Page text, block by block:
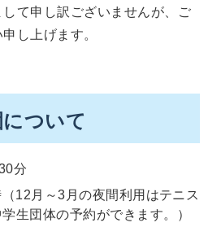
て申し訳ございませんが、ご
し上げます。
ついて
分
12月～3月の夜間利用はテニス
生団体の予約ができます。）